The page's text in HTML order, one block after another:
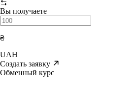
Вы получаете
₴
UAH
Создать заявку
Обменный курс